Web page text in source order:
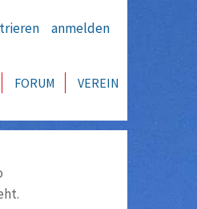
anmelden
FORUM VEREIN